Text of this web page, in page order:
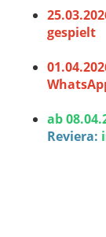
gespielt
ab
Reviera: